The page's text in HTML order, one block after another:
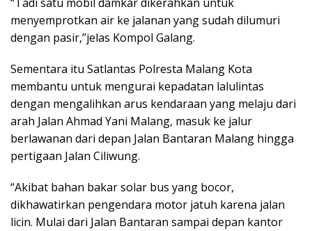
“Tadi satu mobil damkar dikerahkan untuk
menyemprotkan air ke jalanan yang sudah dilumuri
dengan pasir,”jelas Kompol Galang.
Sementara itu Satlantas Polresta Malang Kota
membantu untuk mengurai kepadatan lalulintas
dengan mengalihkan arus kendaraan yang melaju dari
arah Jalan Ahmad Yani Malang, masuk ke jalur
berlawanan dari depan Jalan Bantaran Malang hingga
pertigaan Jalan Ciliwung.
“Akibat bahan bakar solar bus yang bocor,
dikhawatirkan pengendara motor jatuh karena jalan
licin. Mulai dari Jalan Bantaran sampai depan kantor